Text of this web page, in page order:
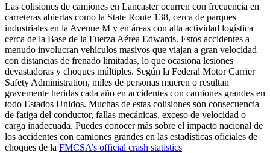
Las colisiones de camiones en Lancaster ocurren con frecuencia en
carreteras abiertas como la State Route 138, cerca de parques
industriales en la Avenue M y en áreas con alta actividad logística
cerca de la Base de la Fuerza Aérea Edwards. Estos accidentes a
menudo involucran vehículos masivos que viajan a gran velocidad
con distancias de frenado limitadas, lo que ocasiona lesiones
devastadoras y choques múltiples. Según la Federal Motor Carrier
Safety Administration, miles de personas mueren o resultan
gravemente heridas cada año en accidentes con camiones grandes en
todo Estados Unidos. Muchas de estas colisiones son consecuencia
de fatiga del conductor, fallas mecánicas, exceso de velocidad o
carga inadecuada. Puedes conocer más sobre el impacto nacional de
los accidentes con camiones grandes en las estadísticas oficiales de
choques de la FMCSA’s official crash statistics